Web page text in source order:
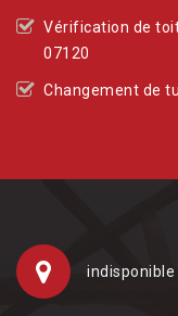
Vérification de
07120
Changement de
indisponible